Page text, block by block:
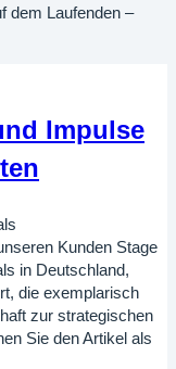
dem Laufenden –
Impulse
Kunden Stage
in Deutschland,
die exemplarisch
zur strategischen
Sie den Artikel als